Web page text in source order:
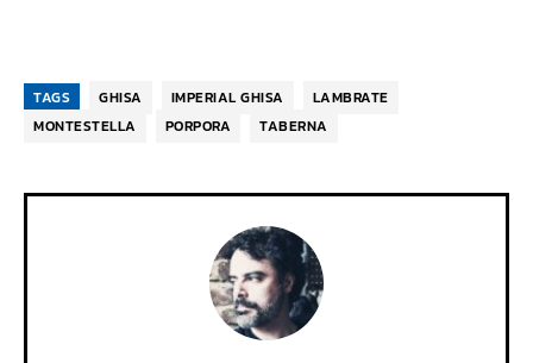
TAGS GHISA IMPERIAL GHISA
LAMBRATE
MONTESTELLA
PORPORA TABERNA